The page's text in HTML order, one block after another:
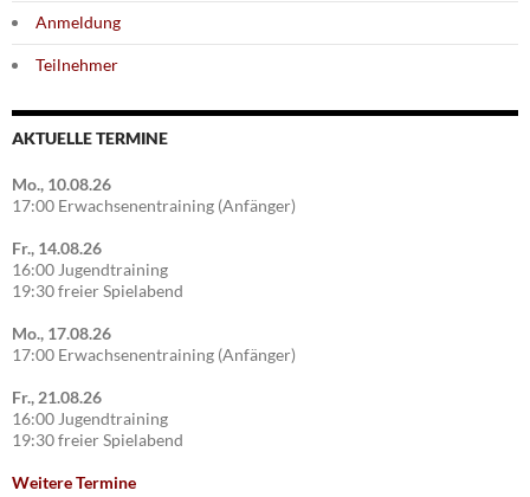
Anmeldung
Teilnehmer
AKTUELLE TERMINE
Mo., 10.08.26
17:00 Erwachsenentraining (Anfänger)
Fr., 14.08.26
16:00 Jugendtraining
19:30 freier Spielabend
Mo., 17.08.26
17:00 Erwachsenentraining (Anfänger)
Fr., 21.08.26
16:00 Jugendtraining
19:30 freier Spielabend
Weitere Termine